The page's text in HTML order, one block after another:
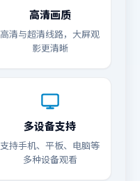
高清画质
高清与超清线路，大屏观
影更清晰
多设备支持
支持手机、平板、电脑等
多种设备观看